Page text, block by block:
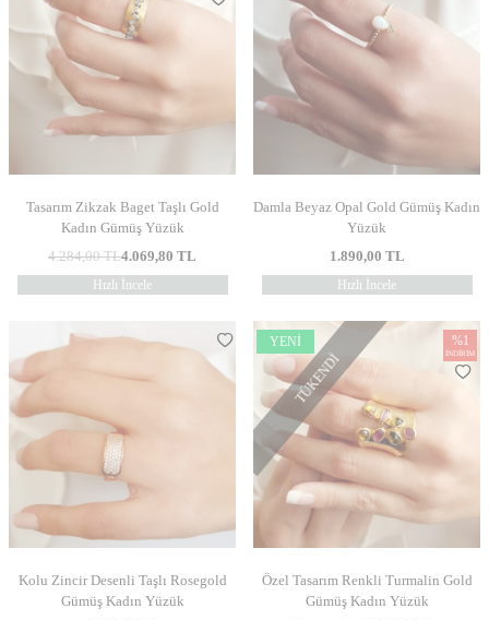
Tasarım Zikzak Baget Taşlı Gold
Kadın Gümüş Yüzük
4.284,00TL4.069,80 TL
Hızlı İncele
Damla Beyaz Opal Gold Gümüş Kadın
Yüzük
1.890,00 TL
Hızlı İncele
Kolu Zincir Desenli Taşlı Rosegold
Gümüş Kadın Yüzük
YENI
TÜKENDI
%1
İNDIRIM
Özel Tasarım Renkli Turmalin Gold
Gümüş Kadın Yüzük